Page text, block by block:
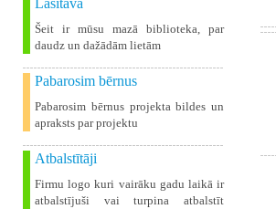
Lasītava
Šeit ir mūsu mazā biblioteka, par
daudz un dažādām lietām
Pabarosim bērnus
Pabarosim bērnus projekta bildes un
apraksts par projektu
Atbalstītāji
Firmu logo kuri vairāku gadu laikā ir
atbalstījuši vai turpina atbalstīt